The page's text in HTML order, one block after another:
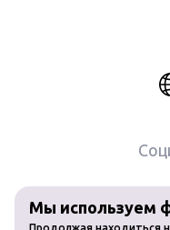
Мы используем
Любое